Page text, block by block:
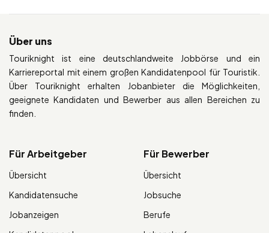
Über uns
Touriknight ist eine deutschlandweite Jobbörse und ein
Karriereportal mit einem großen Kandidatenpool für Touristik.
Über Touriknight erhalten Jobanbieter die Möglichkeiten,
geeignete Kandidaten und Bewerber aus allen Bereichen zu
finden.
Für Arbeitgeber
Übersicht
Kandidatensuche
Jobanzeigen
Für Bewerber
Übersicht
Jobsuche
Berufe